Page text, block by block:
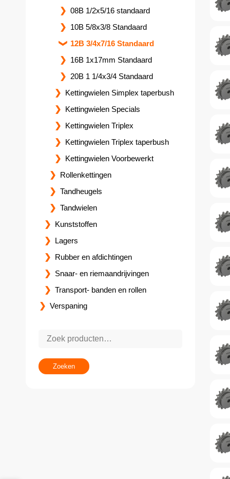
08B 1/2x5/16 standaard
10B 5/8x3/8 Standaard
12B 3/4x7/16 Standaard
16B 1x17mm Standaard
20B 1 1/4x3/4 Standaard
Kettingwielen Simplex taperbush
Kettingwielen Specials
Kettingwielen Triplex
Kettingwielen Triplex taperbush
Kettingwielen Voorbewerkt
Rollenkettingen
Tandheugels
Tandwielen
Kunststoffen
Lagers
Rubber en afdichtingen
Snaar- en riemaandrijvingen
Transport- banden en rollen
Verspaning
Zoeken